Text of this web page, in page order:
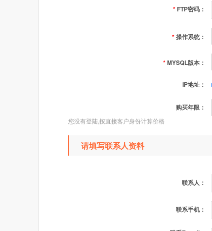
* FTP密码：
*操作系统：
*MYSQL版本：
IP地址：
购买年限：
您没有登陆,按直接客户身份计算价格
请填写联系人资料
联系人：
联系手机：